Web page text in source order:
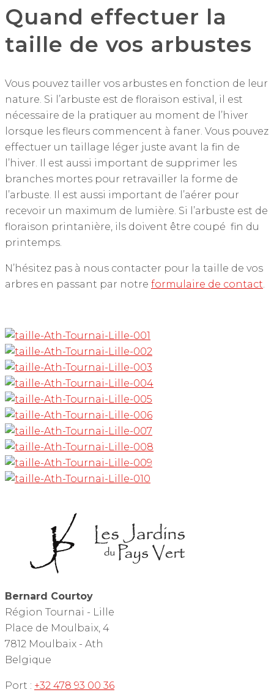
Quand effectuer la
taille de vos arbustes
Vous pouvez tailler vos arbustes en fonction de leur
nature. Si l’arbuste est de floraison estival, il est
nécessaire de la pratiquer au moment de l’hiver
lorsque les fleurs commencent à faner. Vous pouvez
effectuer un taillage léger juste avant la fin de
l’hiver. Il est aussi important de supprimer les
branches mortes pour retravailler la forme de
l’arbuste. Il est aussi important de l’aérer pour
recevoir un maximum de lumière. Si l’arbuste est de
floraison printanière, ils doivent être coupé fin du
printemps.
N’hésitez pas à nous contacter pour la taille de vos
arbres en passant par notre formulaire de contact.
Bernard Courtoy
Région Tournai - Lille
Place de Moulbaix, 4
7812 Moulbaix - Ath
Belgique
Port : +32 478 93 00 36